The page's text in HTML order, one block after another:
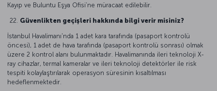
Kayıp ve Buluntu Eşya Ofisi’ne müracaat edilebilir.
Güvenlikten geçişleri hakkında bilgi verir misiniz?
İstanbul Havalimanı'nda 1 adet kara tarafında (pasaport kontrolü
öncesi), 1 adet de hava tarafında (pasaport kontrolü sonrası) olmak
üzere 2 kontrol alanı bulunmaktadır. Havalimanında ileri teknoloji X-
ray cihazlar, termal kameralar ve ileri teknoloji detektörler ile risk
tespiti kolaylaştırılarak operasyon süresinin kısaltılması
hedeflenmektedir.